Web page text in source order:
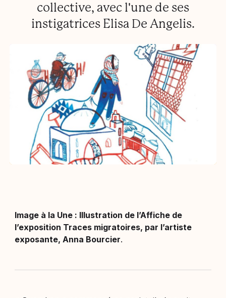
collective, avec l'une de ses
instigatrices Elisa De Angelis.
Image à la Une : Illustration de l’Affiche de
l’exposition Traces migratoires, par l’artiste
exposante, Anna Bourcier.